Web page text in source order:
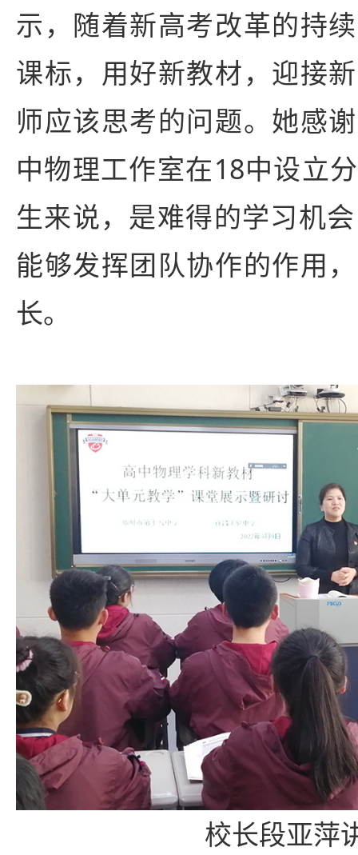
示，随着新高考改革的持
课标，用好新教材，迎接
师应该思考的问题。她感
中物理工作室在18中设立
生来说，是难得的学习机
能够发挥团队协作的作用
长。
校长段亚萍